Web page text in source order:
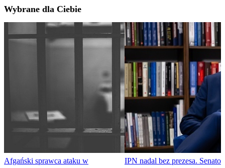
Wybrane dla Ciebie
Afgański sprawca ataku w
IPN nadal bez prezesa.